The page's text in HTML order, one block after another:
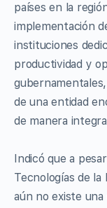
países en la
implementación
instituciones
productividad y
de una entidad
de manera
Indicó que a
Tecnologías de
aún no existe